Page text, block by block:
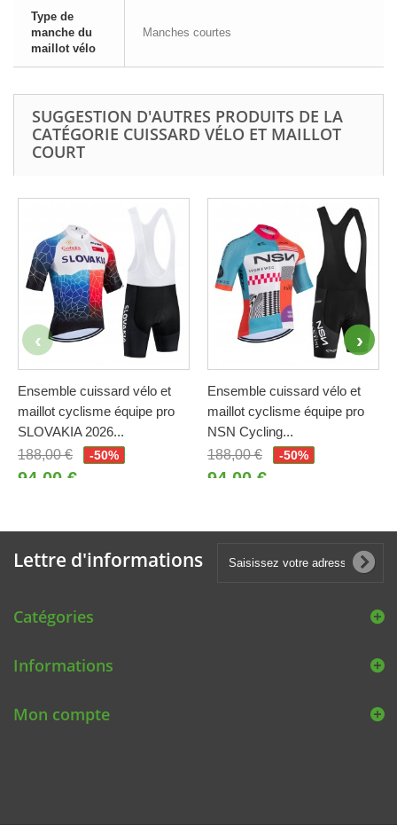
Type de
manche du
maillot vélo
Manches courtes
SUGGESTION D'AUTRES PRODUITS DE LA
CATÉGORIE CUISSARD VÉLO ET MAILLOT
COURT
Ensemble cuissard vélo et
maillot cyclisme équipe pro
SLOVAKIA 2026...
188,00 €
-50%
94,00 €
Ensemble cuissard vélo et
maillot cyclisme équipe pro
NSN Cycling...
188,00 €
-50%
94,00 €
Lettre d'informations
Catégories
Informations
Mon compte